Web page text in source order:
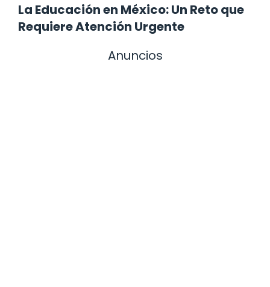
La Educación en México: Un Reto que
Requiere Atención Urgente
Anuncios